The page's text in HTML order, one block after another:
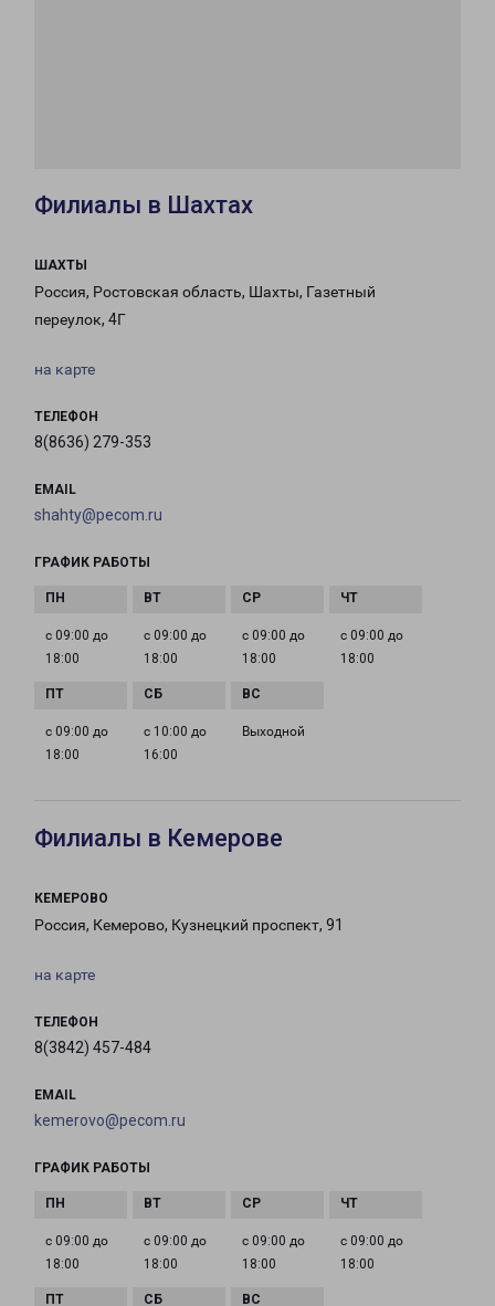
Филиалы в Шахтах
ШАХТЫ
Россия, Ростовская область, Шахты, Газетный
переулок, 4Г
на карте
ТЕЛЕФОН
8(8636) 279-353
EMAIL
shahty@pecom.ru
ГРАФИК РАБОТЫ
с 09:00 до
18:00
с 09:00 до
18:00
с 09:00 до
18:00
с 09:00 до
18:00
с 09:00 до
18:00
с 10:00 до
16:00
Выходной
Филиалы в Кемерове
КЕМЕРОВО
Россия, Кемерово, Кузнецкий проспект, 91
на карте
ТЕЛЕФОН
8(3842) 457-484
EMAIL
kemerovo@pecom.ru
ГРАФИК РАБОТЫ
с 09:00 до
18:00
с 09:00 до
18:00
с 09:00 до
18:00
с 09:00 до
18:00